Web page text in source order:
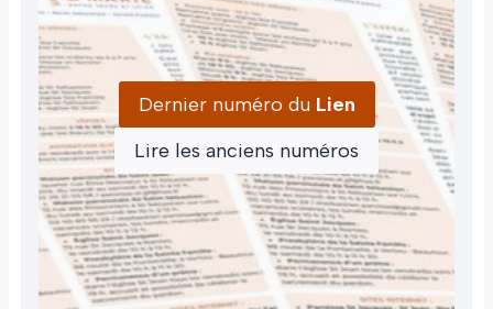
Dernier numéro du Lien
Lire les anciens numéros